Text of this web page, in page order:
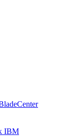
IBM